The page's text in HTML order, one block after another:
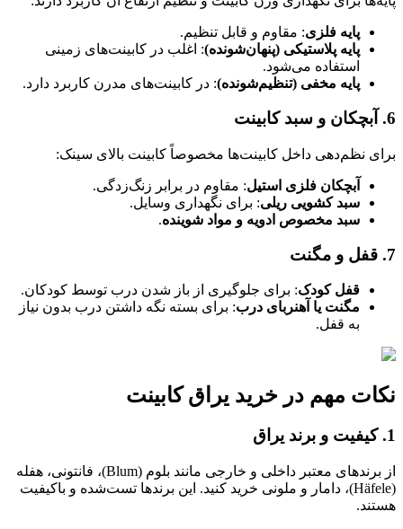
پایه فلزی: مقاوم و قابل تنظیم.
پایه پلاستیکی (پنهان‌شونده): اغلب در کابینت‌های زمینی
استفاده می‌شود.
پایه مخفی (تنظیم‌شونده): در کابینت‌های مدرن کاربرد دارد.
6. آبچکان و سبد کابینت
برای نظم‌دهی داخل کابینت‌ها مخصوصاً کابینت بالای سینک:
آبچکان فلزی استیل: مقاوم در برابر زنگ‌زدگی.
سبد کشویی ریلی: برای نگهداری وسایل.
سبد مخصوص ادویه و مواد شوینده.
7. قفل و مگنت
قفل کودک: برای جلوگیری از باز شدن درب توسط کودکان.
مگنت یا آهنربای درب: برای بسته نگه داشتن درب بدون نیاز
به قفل.
نکات مهم در خرید یراق کابینت
1. کیفیت و برند یراق
از برندهای معتبر داخلی و خارجی مانند بلوم (Blum)، فانتونی، هفله
(Häfele)، دامار و ملونی خرید کنید. این برندها تست‌شده و باکیفیت
هستند.